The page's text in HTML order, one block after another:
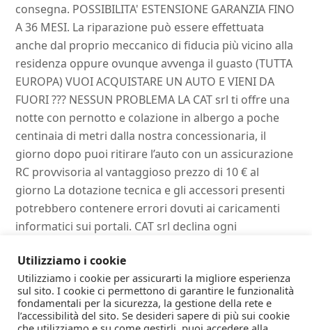
consegna. POSSIBILITA' ESTENSIONE GARANZIA FINO
A 36 MESI. La riparazione può essere effettuata
anche dal proprio meccanico di fiducia più vicino alla
residenza oppure ovunque avvenga il guasto (TUTTA
EUROPA) VUOI ACQUISTARE UN AUTO E VIENI DA
FUORI ??? NESSUN PROBLEMA LA CAT srl ti offre una
notte con pernotto e colazione in albergo a poche
centinaia di metri dalla nostra concessionaria, il
giorno dopo puoi ritirare l’auto con un assicurazione
RC provvisoria al vantaggioso prezzo di 10 € al
giorno La dotazione tecnica e gli accessori presenti
potrebbero contenere errori dovuti ai caricamenti
informatici sui portali. CAT srl declina ogni
correttezza delle informazioni nonché la disponibilità
del mezzo può essere verificata direttamente in
sede.
Utilizziamo i cookie
Utilizziamo i cookie per assicurarti la migliore esperienza
sul sito. I cookie ci permettono di garantire le funzionalità
fondamentali per la sicurezza, la gestione della rete e
l’accessibilità del sito. Se desideri sapere di più sui cookie